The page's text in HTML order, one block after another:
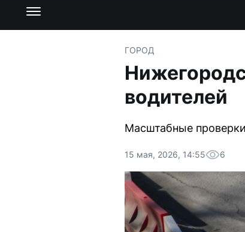
ГОРОД
водителей
Масштабные
15 мая, 2026, 14:55 6